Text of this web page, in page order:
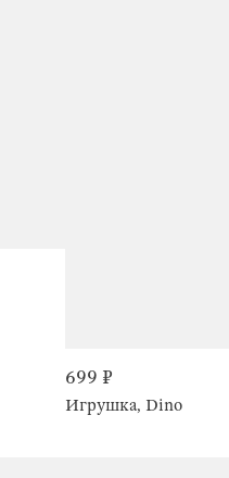
699 ₽
Игрушка, Dino